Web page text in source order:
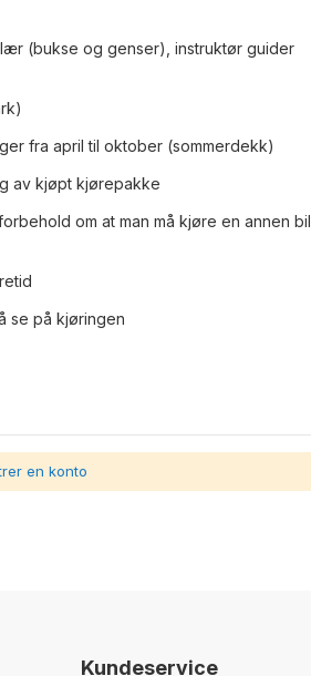
(bukse og genser), instruktør guider
fra april til oktober (sommerdekk)
av kjøpt kjørepakke
om at man må kjøre en annen
se på kjøringen
en konto
Kundeservice